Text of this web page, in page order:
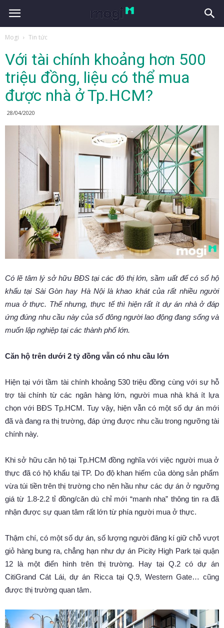
Mogi Tin tức
Với tài chính khoảng hơn 500
triệu đồng, liệu có thể mua
được nhà ở Tp.HCM?
28/04/2020
Có lẽ tâm lý sở hữu BĐS tại các đô thị lớn, sầm uất để có sổ hộ
khẩu tại Sài Gòn hay Hà Nội là khao khát của rất nhiều người
mua ở thực. Thế nhưng, thực tế thì hiện rất ít dự án nhà ở đáp
ứng đúng nhu cầu này của số đông người lao động đang sống và
muốn lập nghiệp tại các thành phố lớn.
Căn hộ trên dưới 2 tỷ đồng vẫn có nhu cầu lớn
Hiện tại với tầm tài chính khoảng 530 triệu đồng cùng với sự hỗ
trợ tài chính từ các ngân hàng lớn, người mua nhà khá ít lựa
chọn với BĐS Tp.HCM. Tuy vậy, hiện vẫn có một số dự án mới
đã và đang ra thị trường, đáp ứng được nhu cầu trong ngưỡng tài
chính này.
Khi sở hữu căn hộ tại Tp.HCM đồng nghĩa với việc người mua ở
thực đã có hộ khẩu tại TP. Do độ khan hiếm của dòng sản phẩm
vừa túi tiền trên thị trường cho nên hầu như các dự án ở ngưỡng
giá từ 1.8-2.2 tỉ đồng/căn dù chỉ mới “manh nha” thông tin ra đã
nhận được sự quan tâm rất lớn từ phía người mua ở thực.
Thậm chí, có một số dự án, số lượng người đăng kí giữ chỗ vượt
giỏ hàng bung ra, chẳng hạn như dự án Picity High Park tại quận
12 là một điển hình trên thị trường. Hay tại Q.2 có dự án
CitiGrand Cát Lái, dự án Ricca tại Q.9, Western Gate… cũng
được thị trường quan tâm.